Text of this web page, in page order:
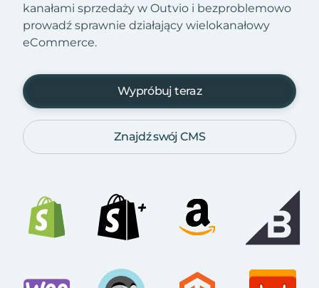
kanałami sprzedaży w Outvio i bezproblemowo
prowadź sprawnie działający wielokanałowy
eCommerce.
Wypróbuj teraz
Znajdź swój CMS